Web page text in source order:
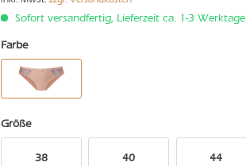
Sofort versandfertig, Lieferzeit ca. 1-3 Werktage
Farbe
Größe
38 40 44